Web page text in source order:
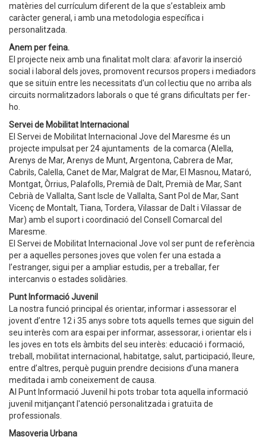
matèries del currículum diferent de la que s’estableix amb
caràcter general, i amb una metodologia específica i
personalitzada.
Anem per feina.
El projecte neix amb una finalitat molt clara: afavorir la inserció
social i laboral dels joves, promovent recursos propers i mediadors
que se situïn entre les necessitats d'un col·lectiu que no arriba als
circuits normalitzadors laborals o que té grans dificultats per fer-
ho.
Servei de Mobilitat Internacional
El Servei de Mobilitat Internacional Jove del Maresme és un
projecte impulsat per 24 ajuntaments de la comarca (Alella,
Arenys de Mar, Arenys de Munt, Argentona, Cabrera de Mar,
Cabrils, Calella, Canet de Mar, Malgrat de Mar, El Masnou, Mataró,
Montgat, Òrrius, Palafolls, Premià de Dalt, Premià de Mar, Sant
Cebrià de Vallalta, Sant Iscle de Vallalta, Sant Pol de Mar, Sant
Vicenç de Montalt, Tiana, Tordera, Vilassar de Dalt i Vilassar de
Mar) amb el suport i coordinació del Consell Comarcal del
Maresme.
El Servei de Mobilitat Internacional Jove vol ser punt de referència
per a aquelles persones joves que volen fer una estada a
l’estranger, sigui per a ampliar estudis, per a treballar, fer
intercanvis o estades solidàries.
Punt Informació Juvenil
La nostra funció principal és orientar, informar i assessorar el
jovent d’entre 12 i 35 anys sobre tots aquells temes que siguin del
seu interès com ara espai per informar, assessorar, i orientar els i
les joves en tots els àmbits del seu interès: educació i formació,
treball, mobilitat internacional, habitatge, salut, participació, lleure,
entre d’altres, perquè puguin prendre decisions d’una manera
meditada i amb coneixement de causa.
Al Punt Informació Juvenil hi pots trobar tota aquella informació
juvenil mitjançant l'atenció personalitzada i gratuïta de
professionals.
Masoveria Urbana